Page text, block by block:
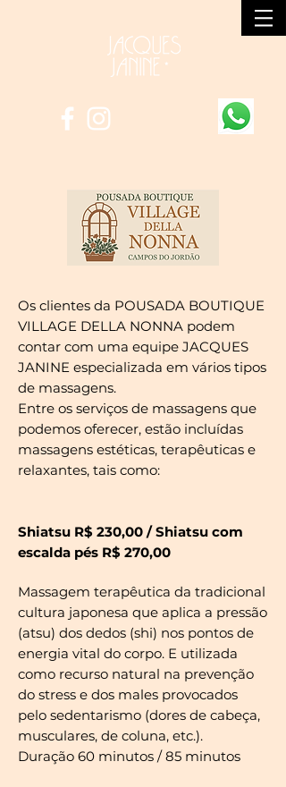
Os clientes da POUSADA BOUTIQUE
VILLAGE DELLA NONNA podem
contar com uma equipe JACQUES
JANINE especializada em vários tipos
de massagens.
​​Entre os serviços de massagens que
podemos oferecer, estão incluídas
massagens estéticas, terapêuticas e
relaxantes, tais como:
Shiatsu R$ 230,00 / Shiatsu com
escalda pés R$ 270,00
Massagem terapêutica da tradicional
cultura japonesa que aplica a pressão
(atsu) dos dedos (shi) nos pontos de
energia vital do corpo. E utilizada
como recurso natural na prevenção
do stress e dos males provocados
pelo sedentarismo (dores de cabeça,
musculares, de coluna, etc.).
Duração 60 minutos / 85 minutos